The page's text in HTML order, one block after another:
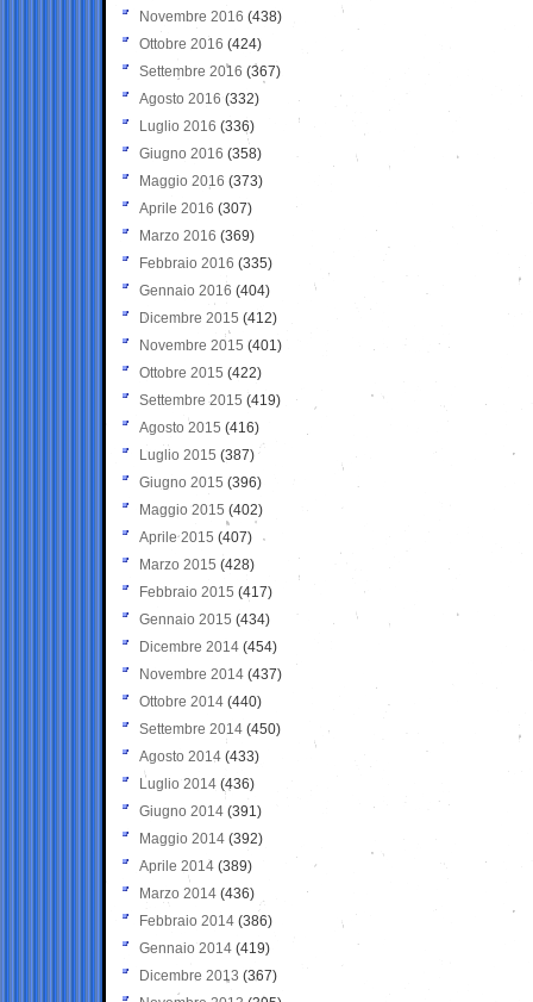
Novembre 2016 (438)
Ottobre 2016 (424)
Settembre 2016 (367)
Agosto 2016 (332)
Luglio 2016 (336)
Giugno 2016 (358)
Maggio 2016 (373)
Aprile 2016 (307)
Marzo 2016 (369)
Febbraio 2016 (335)
Gennaio 2016 (404)
Dicembre 2015 (412)
Novembre 2015 (401)
Ottobre 2015 (422)
Settembre 2015 (419)
Agosto 2015 (416)
Luglio 2015 (387)
Giugno 2015 (396)
Maggio 2015 (402)
Aprile 2015 (407)
Marzo 2015 (428)
Febbraio 2015 (417)
Gennaio 2015 (434)
Dicembre 2014 (454)
Novembre 2014 (437)
Ottobre 2014 (440)
Settembre 2014 (450)
Agosto 2014 (433)
Luglio 2014 (436)
Giugno 2014 (391)
Maggio 2014 (392)
Aprile 2014 (389)
Marzo 2014 (436)
Febbraio 2014 (386)
Gennaio 2014 (419)
Dicembre 2013 (367)